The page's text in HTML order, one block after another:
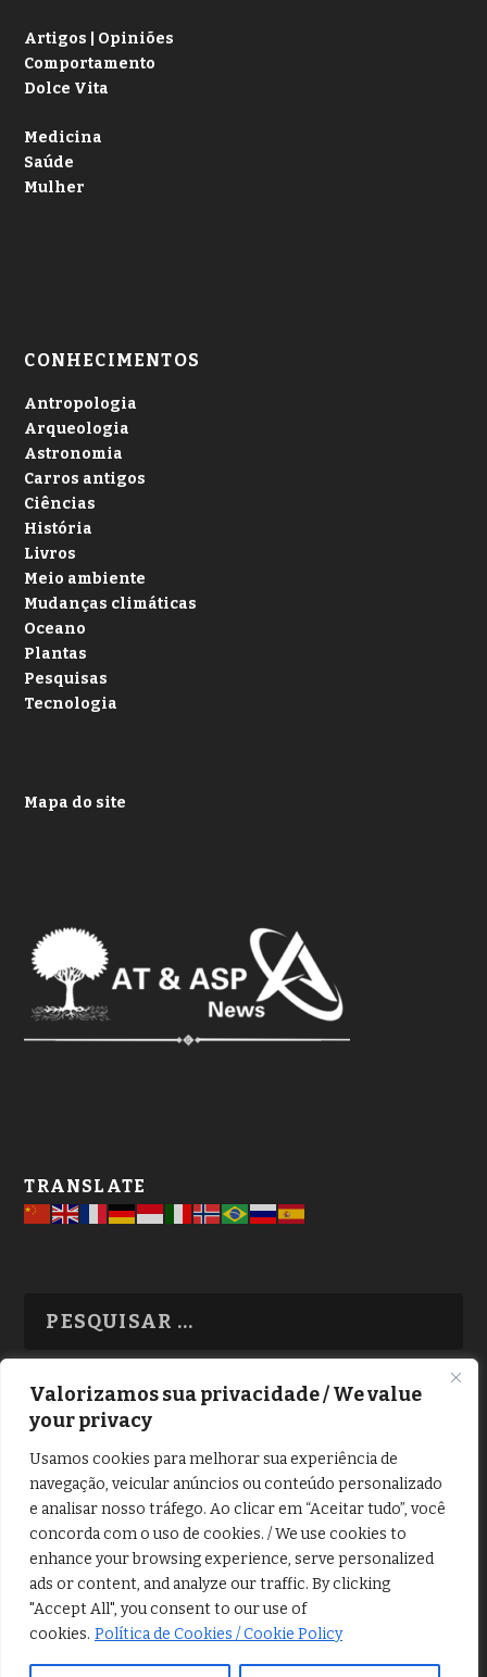
Valorizamos sua privacidade / We value
your privacy
Usamos cookies para melhorar sua experiência de
navegação, veicular anúncios ou conteúdo personalizado
e analisar nosso tráfego. Ao clicar em “Aceitar tudo”, você
concorda com o uso de cookies. / We use cookies to
enhance your browsing experience, serve personalized
ads or content, and analyze our traffic. By clicking
"Accept All", you consent to our use of
cookies. Política de Cookies / Cookie Policy
Artigos | Opiniões
Comportamento
Dolce Vita
Medicina
Saúde
Mulher
CONHECIMENTOS
Antropologia
Arqueologia
Astronomia
Carros antigos
Ciências
História
Livros
Meio ambiente
Mudanças climáticas
Oceano
Plantas
Pesquisas
Tecnologia
Mapa do site
TRANSLATE
TODAS OS ASSUNTOS
Copyright © Alô Tatuapé 2013 / 2026
Desenvolvido por ALOSP MKT DIGITAL